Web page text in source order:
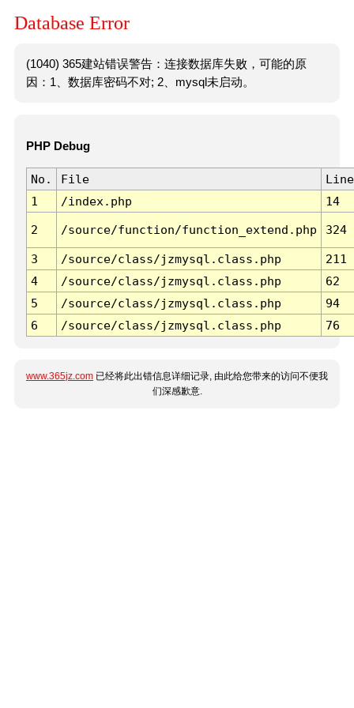
Database Error
(1040) 365建站错误警告：连接数据库失败，可能的原
因：1、数据库密码不对; 2、mysql未启动。
PHP Debug
No. File
Line
1
/index.php 14
2 /source/function/function_extend.php 324
3 /source/class/jzmysql.class.php
211
4
/source/class/jzmysql.class.php
62
5
/source/class/jzmysql.class.php
94
6
/source/class/jzmysql.class.php 76
www.365jz.com 已经将此出错信息详细记录, 由此给您带来的访问不便我
们深感歉意.